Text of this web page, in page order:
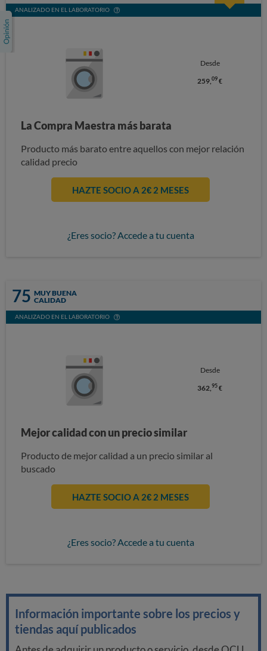
ANALIZADO EN EL LABORATORIO
Desde
259,09 €
La Compra Maestra más barata
Producto más barato entre aquellos con mejor relación
calidad precio
HAZTE SOCIO A 2€ 2 MESES
¿Eres socio? Accede a tu cuenta
75 MUY BUENA
CALIDAD
ANALIZADO EN EL LABORATORIO
Desde
362,95 €
Mejor calidad con un precio similar
Producto de mejor calidad a un precio similar al
buscado
HAZTE SOCIO A 2€ 2 MESES
¿Eres socio? Accede a tu cuenta
Información importante sobre los precios y
tiendas aquí publicados